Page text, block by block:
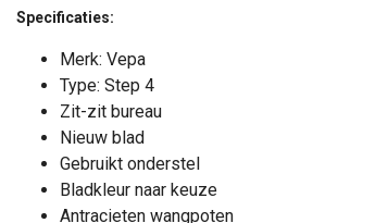
Specificaties:
Merk: Vepa
Type: Step 4
Zit-zit bureau
Nieuw blad
Gebruikt onderstel
Bladkleur naar keuze
Antracieten wangpoten